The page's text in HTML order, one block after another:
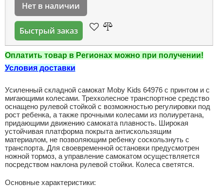
Нет в наличии
Быстрый заказ
Оплатить товар в Регионах можно при получении!
Условия доставки
Усиленный складной самокат Moby Kids 64976 с принтом и с
мигающими колесами. Трехколесное транспортное средство
оснащено рулевой стойкой с возможностью регулировки под
рост ребенка, а также прочными колесами из полиуретана,
придающими движению самоката плавность. Широкая
устойчивая платформа покрыта антискользящим
материалом, не позволяющим ребенку соскользнуть с
транспорта. Для своевременной остановки предусмотрен
ножной тормоз, а управление самокатом осуществляется
посредством наклона рулевой стойки. Колеса светятся.
Основные характеристики: